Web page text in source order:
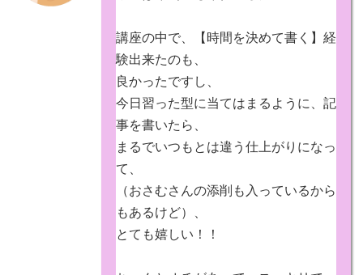
講座の中で、【時間を決めて書く】経
験出来たのも、
良かったですし、
今日習った型に当てはまるように、記
事を書いたら、
まるでいつもとは違う仕上がりになっ
て、
（おさむさんの添削も入っているから
もあるけど）、
とても嬉しい！！